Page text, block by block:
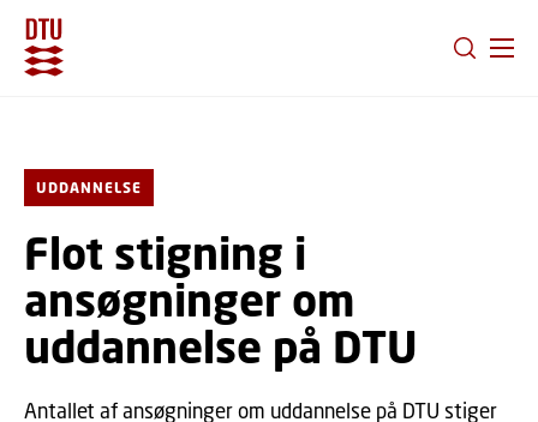
UDDANNELSE
Flot stigning i
ansøgninger om
uddannelse på DTU
Antallet af ansøgninger om uddannelse på DTU stiger